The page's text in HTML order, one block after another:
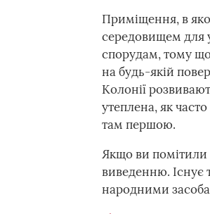
Приміщення, в
середовищем для
спорудам, тому
на будь-якій
Колонії
утеплена, як
там першою.
Якщо ви помітили
виведенню. Існує
народними